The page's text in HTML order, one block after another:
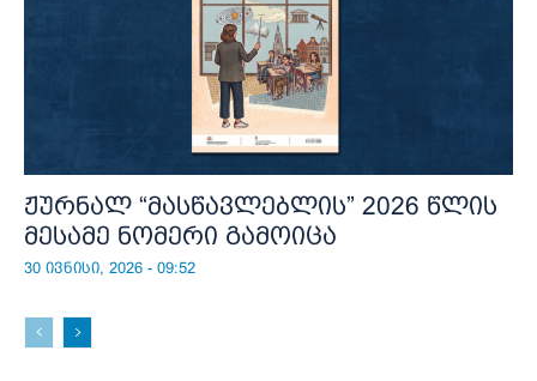
ჟურნალ “მასწავლებლის” 2026 წლის
მესამე ნომერი გამოიცა
30 ივნისი, 2026 - 09:52